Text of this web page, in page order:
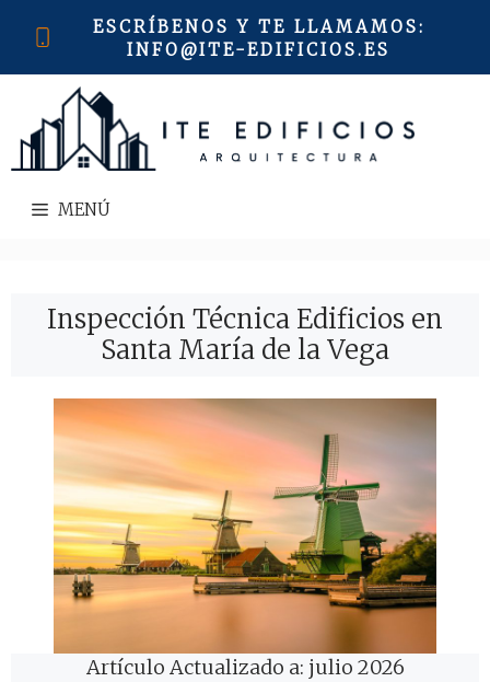
ESCRÍBENOS Y TE LLAMAMOS:
INFO@ITE-EDIFICIOS.ES
MENÚ
Inspección Técnica Edificios en
Santa María de la Vega
Artículo Actualizado a: julio 2026